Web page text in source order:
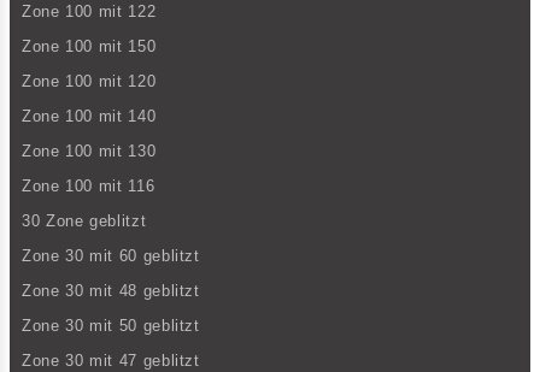
Zone 100 mit 122
Zone 100 mit 150
Zone 100 mit 120
Zone 100 mit 140
Zone 100 mit 130
Zone 100 mit 116
30 Zone geblitzt
Zone 30 mit 60 geblitzt
Zone 30 mit 48 geblitzt
Zone 30 mit 50 geblitzt
Zone 30 mit 47 geblitzt